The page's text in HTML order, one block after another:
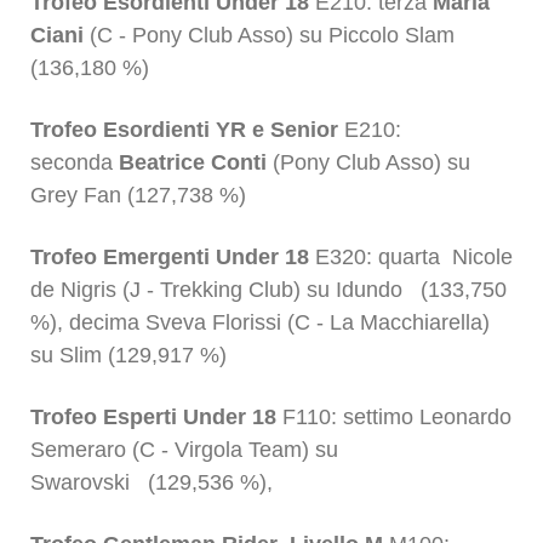
Ciani (C - Pony Club Asso) su Piccolo Slam
(136,180 %)
Trofeo Esordienti YR e Senior E210:
seconda Beatrice Conti (Pony Club Asso) su
Grey Fan (127,738 %)
Trofeo Emergenti Under 18 E320: quarta Nicole
de Nigris (J - Trekking Club) su Idundo (133,750
%), decima Sveva Florissi (C - La Macchiarella)
su Slim (129,917 %)
Trofeo Esperti Under 18 F110: settimo Leonardo
Semeraro (C - Virgola Team) su
Swarovski (129,536 %),